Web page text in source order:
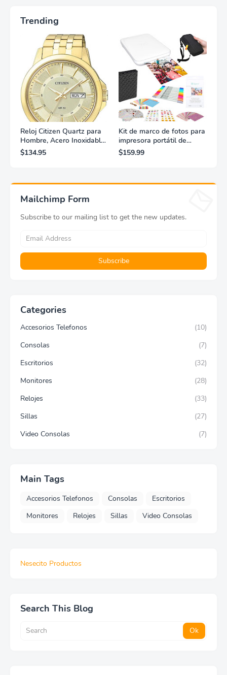
Trending
Reloj Citizen Quartz para
Hombre, Acero Inoxidable,
Clásico, Dorado
$134.95
Kit de marco de fotos para
impresora portátil de
fotografías y vídeos
Lifeprint 3x4,5 (blanca)
$159.99
Mailchimp Form
Subscribe to our mailing list to get the new updates.
Categories
Accesorios Telefonos
(10)
Consolas
(7)
Escritorios
(32)
Monitores
(28)
Relojes
(33)
Sillas
(27)
Video Consolas
(7)
Main Tags
Accesorios Telefonos Consolas
Escritorios
Monitores
Relojes Sillas Video Consolas
Nesecito Productos
Search This Blog